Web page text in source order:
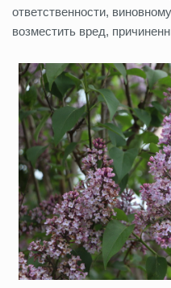
ответственности,
возместить вред,